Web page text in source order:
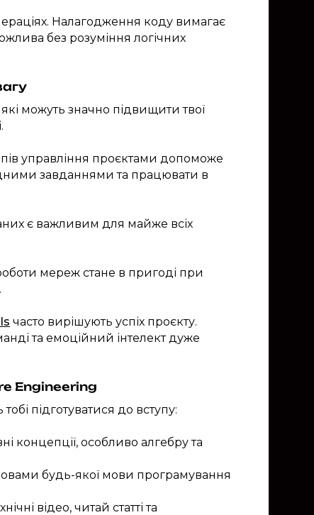
Налагодження коду вимагає
без розуміння логічних
можуть значно підвищити твої
управління проєктами допоможе
завданнями та працювати в
є важливим для майже всіх
мереж стане в пригоді при
часто вирішують успіх проєкту.
та емоційний інтелект дуже
Engineering
підготуватися до вступу:
концепції, особливо алгебру та
будь-якої мови програмування
відео, читай статті та